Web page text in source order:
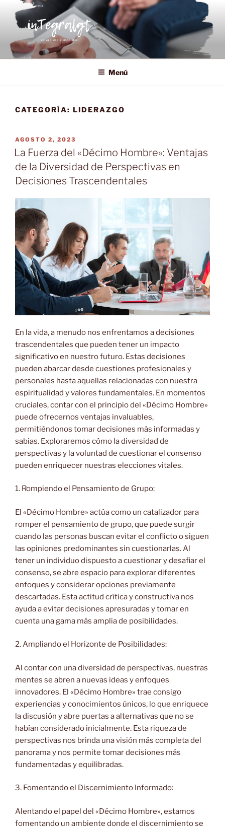
contenido
INTEGRALGT
Salud física y emocional, desarrollo personal y bienestar
Menú
CATEGORÍA: LIDERAZGO
PUBLICADO
EL
AGOSTO 2, 2023
La Fuerza del «Décimo Hombre»: Ventajas
de la Diversidad de Perspectivas en
Decisiones Trascendentales
En la vida, a menudo nos enfrentamos a decisiones
trascendentales que pueden tener un impacto
significativo en nuestro futuro. Estas decisiones
pueden abarcar desde cuestiones profesionales y
personales hasta aquellas relacionadas con nuestra
espiritualidad y valores fundamentales. En momentos
cruciales, contar con el principio del «Décimo Hombre»
puede ofrecernos ventajas invaluables,
permitiéndonos tomar decisiones más informadas y
sabias. Exploraremos cómo la diversidad de
perspectivas y la voluntad de cuestionar el consenso
pueden enriquecer nuestras elecciones vitales.
1. Rompiendo el Pensamiento de Grupo:
El «Décimo Hombre» actúa como un catalizador para
romper el pensamiento de grupo, que puede surgir
cuando las personas buscan evitar el conflicto o siguen
las opiniones predominantes sin cuestionarlas. Al
tener un individuo dispuesto a cuestionar y desafiar el
consenso, se abre espacio para explorar diferentes
enfoques y considerar opciones previamente
descartadas. Esta actitud crítica y constructiva nos
ayuda a evitar decisiones apresuradas y tomar en
cuenta una gama más amplia de posibilidades.
2. Ampliando el Horizonte de Posibilidades:
Al contar con una diversidad de perspectivas, nuestras
mentes se abren a nuevas ideas y enfoques
innovadores. El «Décimo Hombre» trae consigo
experiencias y conocimientos únicos, lo que enriquece
la discusión y abre puertas a alternativas que no se
habían considerado inicialmente. Esta riqueza de
perspectivas nos brinda una visión más completa del
panorama y nos permite tomar decisiones más
fundamentadas y equilibradas.
3. Fomentando el Discernimiento Informado:
Alentando el papel del «Décimo Hombre», estamos
fomentando un ambiente donde el discernimiento se